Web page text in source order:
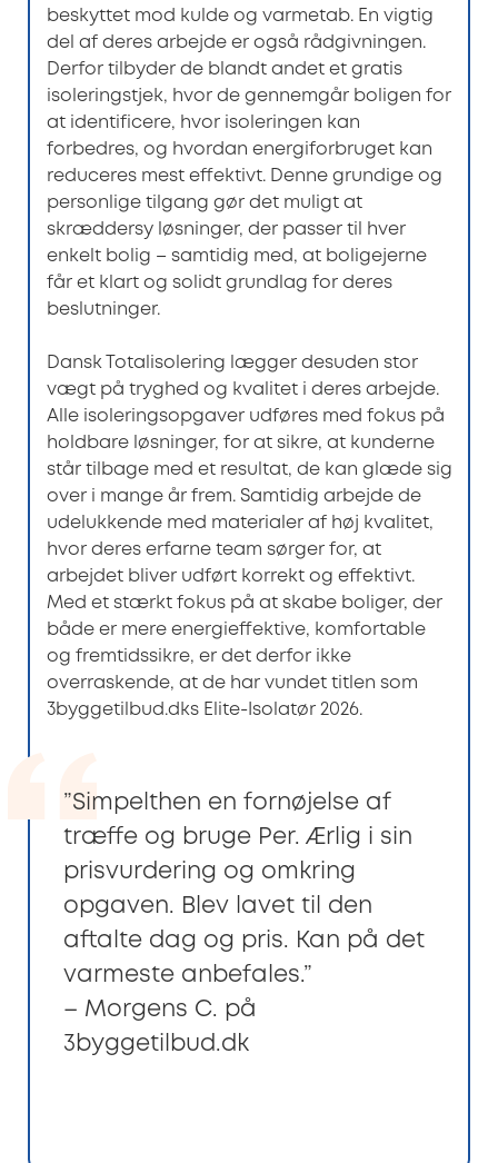
beskyttet mod kulde og varmetab. En vigtig
del af deres arbejde er også rådgivningen.
Derfor tilbyder de blandt andet et gratis
isoleringstjek, hvor de gennemgår boligen for
at identificere, hvor isoleringen kan
forbedres, og hvordan energiforbruget kan
reduceres mest effektivt. Denne grundige og
personlige tilgang gør det muligt at
skræddersy løsninger, der passer til hver
enkelt bolig – samtidig med, at boligejerne
får et klart og solidt grundlag for deres
beslutninger.
Dansk Totalisolering lægger desuden stor
vægt på tryghed og kvalitet i deres arbejde.
Alle isoleringsopgaver udføres med fokus på
holdbare løsninger, for at sikre, at kunderne
står tilbage med et resultat, de kan glæde sig
over i mange år frem. Samtidig arbejde de
udelukkende med materialer af høj kvalitet,
hvor deres erfarne team sørger for, at
arbejdet bliver udført korrekt og effektivt.
Med et stærkt fokus på at skabe boliger, der
både er mere energieffektive, komfortable
og fremtidssikre, er det derfor ikke
overraskende, at de har vundet titlen som
3byggetilbud.dks Elite-Isolatør 2026.
”Simpelthen en fornøjelse af
træffe og bruge Per. Ærlig i sin
prisvurdering og omkring
opgaven. Blev lavet til den
aftalte dag og pris. Kan på det
varmeste anbefales.”
– Morgens C. på
3byggetilbud.dk